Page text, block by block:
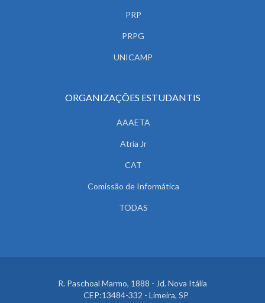
PRP
PRPG
UNICAMP
ORGANIZAÇÕES ESTUDANTIS
AAAETA
Atria Jr
CAT
Comissão de Informática
TODAS
R. Paschoal Marmo, 1888 - Jd. Nova Itália
CEP:13484-332 - Limeira, SP